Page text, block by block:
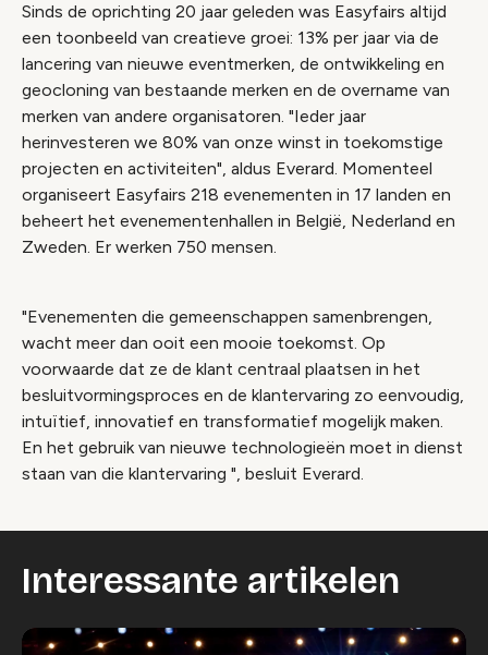
Sinds de oprichting 20 jaar geleden was Easyfairs altijd
een toonbeeld van creatieve groei: 13% per jaar via de
lancering van nieuwe eventmerken, de ontwikkeling en
geocloning van bestaande merken en de overname van
merken van andere organisatoren. "Ieder jaar
herinvesteren we 80% van onze winst in toekomstige
projecten en activiteiten", aldus Everard. Momenteel
organiseert Easyfairs 218 evenementen in 17 landen en
beheert het evenementenhallen in België, Nederland en
Zweden. Er werken 750 mensen.
"Evenementen die gemeenschappen samenbrengen,
wacht meer dan ooit een mooie toekomst. Op
voorwaarde dat ze de klant centraal plaatsen in het
besluitvormingsproces en de klantervaring zo eenvoudig,
intuïtief, innovatief en transformatief mogelijk maken.
En het gebruik van nieuwe technologieën moet in dienst
staan van die klantervaring ", besluit Everard.
Interessante artikelen